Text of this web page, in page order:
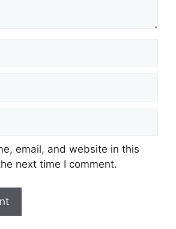
email, and website in this
next time I comment.